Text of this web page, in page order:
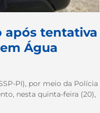
após tentativa
Água
PI), por meio da Polícia
nesta quinta-feira (20),